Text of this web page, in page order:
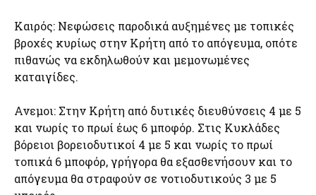
Καιρός: Νεφώσεις παροδικά αυξημένες με τοπικές
βροχές κυρίως στην Κρήτη από το απόγευμα, οπότε
πιθανώς να εκδηλωθούν και μεμονωμένες
καταιγίδες.
Ανεμοι: Στην Κρήτη από δυτικές διευθύνσεις 4 με 5
και νωρίς το πρωί έως 6 μποφόρ. Στις Κυκλάδες
βόρειοι βορειοδυτικοί 4 με 5 και νωρίς το πρωί
τοπικά 6 μποφόρ, γρήγορα θα εξασθενήσουν και το
απόγευμα θα στραφούν σε νοτιοδυτικούς 3 με 5